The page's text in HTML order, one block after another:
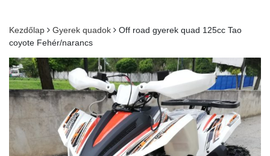
Kezdőlap Gyerek quadok
Off road gyerek quad 125cc Tao
coyote Fehér/narancs